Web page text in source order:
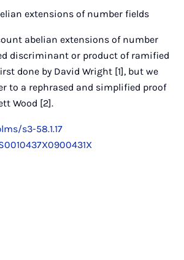
extensions of number fields
abelian extensions of number
discriminant or product of ramified
done by David Wright [1], but we
to a rephrased and simplified proof
Wood [2].
s3-58.1.17